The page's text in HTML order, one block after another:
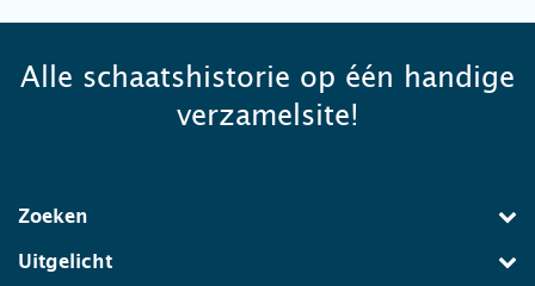
Alle schaatshistorie op één handige
verzamelsite!
Zoeken
Uitgelicht